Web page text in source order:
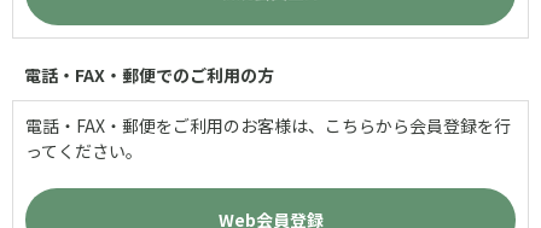
電話・FAX・郵便でのご利用の方
電話・FAX・郵便をご利用のお客様は、こちらから会員登録を行
ってください。